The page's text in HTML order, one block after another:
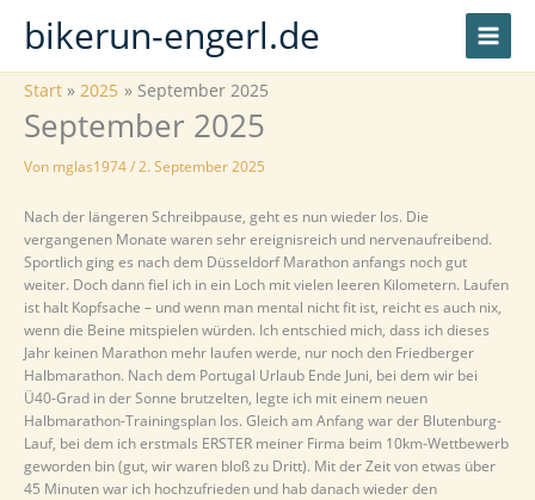
Inhalt
springenbikerun-engerl.de
Start 2025 September 2025
September 2025
Von mglas1974/2. September 2025
Nach der längeren Schreibpause, geht es nun wieder los. Die
vergangenen Monate waren sehr ereignisreich und nervenaufreibend.
Sportlich ging es nach dem Düsseldorf Marathon anfangs noch gut
weiter. Doch dann fiel ich in ein Loch mit vielen leeren Kilometern. Laufen
ist halt Kopfsache – und wenn man mental nicht fit ist, reicht es auch nix,
wenn die Beine mitspielen würden. Ich entschied mich, dass ich dieses
Jahr keinen Marathon mehr laufen werde, nur noch den Friedberger
Halbmarathon. Nach dem Portugal Urlaub Ende Juni, bei dem wir bei
Ü40-Grad in der Sonne brutzelten, legte ich mit einem neuen
Halbmarathon-Trainingsplan los. Gleich am Anfang war der Blutenburg-
Lauf, bei dem ich erstmals ERSTER meiner Firma beim 10km-Wettbewerb
geworden bin (gut, wir waren bloß zu Dritt). Mit der Zeit von etwas über
45 Minuten war ich hochzufrieden und hab danach wieder den